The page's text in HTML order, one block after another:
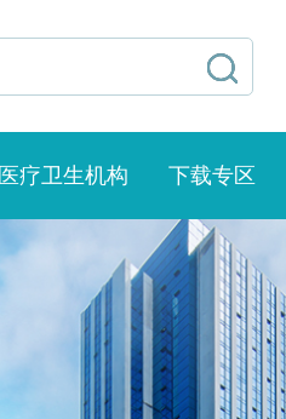
医疗卫生机构 下载专区